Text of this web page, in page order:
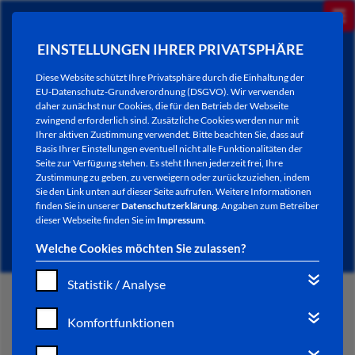
EINSTELLUNGEN IHRER PRIVATSPHÄRE
Diese Website schützt Ihre Privatsphäre durch die Einhaltung der
EU-Datenschutz-Grundverordnung (DSGVO). Wir verwenden
daher zunächst nur Cookies, die für den Betrieb der Webseite
zwingend erforderlich sind. Zusätzliche Cookies werden nur mit
Ihrer aktiven Zustimmung verwendet. Bitte beachten Sie, dass auf
Basis Ihrer Einstellungen eventuell nicht alle Funktionalitäten der
Seite zur Verfügung stehen. Es steht Ihnen jederzeit frei, Ihre
Zustimmung zu geben, zu verweigern oder zurückzuziehen, indem
Sie den Link unten auf dieser Seite aufrufen. Weitere Informationen
finden Sie in unsererDatenschutzerklärung. Angaben zum Betreiber
dieser Webseite finden Sie im Impressum.
Welche Cookies möchten Sie zulassen?
Statistik / Analyse
Komfortfunktionen
NEWSLETTER / CITY LETTER
START